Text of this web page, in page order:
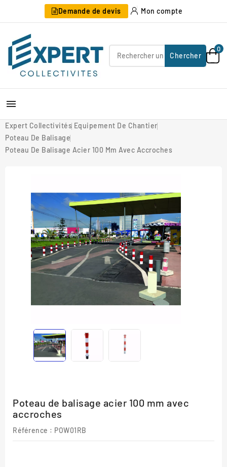
Demande de devis Mon compte
Chercher
0

Expert Collectivités Equipement De Chantier
Poteau De Balisage
Poteau De Balisage Acier 100 Mm Avec Accroches
Poteau de balisage acier 100 mm avec
accroches
Référence : POW01RB